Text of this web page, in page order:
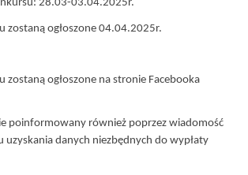
28.03-03.04.2025r.
zostaną ogłoszone 04.04.2025r.
zostaną ogłoszone na stronie Facebooka
poinformowany również poprzez wiadomość
uzyskania danych niezbędnych do wypłaty